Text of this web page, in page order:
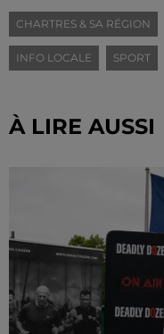
CHARTRES & SA RÉGION
INFO LOCALE SPORT
À LIRE AUSSI